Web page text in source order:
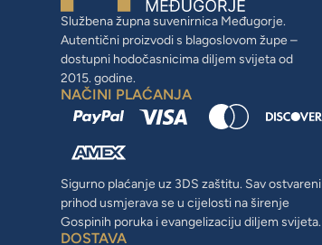
Službena župna suvenirnica Međugorje.
Autentični proizvodi s blagoslovom župe –
dostupni hodočasnicima diljem svijeta od
2015. godine.
NAČINI PLAĆANJA
Sigurno plaćanje uz 3DS zaštitu. Sav ostvareni
prihod usmjerava se u cijelosti na širenje
Gospinih poruka i evangelizaciju diljem svijeta.
DOSTAVA